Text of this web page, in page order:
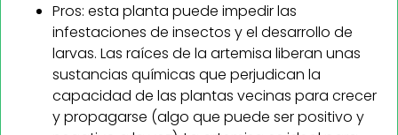
Pros: esta planta puede impedir las
infestaciones de insectos y el desarrollo de
larvas. Las raíces de la artemisa liberan unas
sustancias químicas que perjudican la
capacidad de las plantas vecinas para crecer
y propagarse (algo que puede ser positivo y